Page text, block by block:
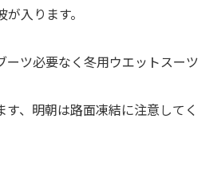
入ります。
ーツ必要なく冬用ウエットスーツ
す、明朝は路面凍結に注意してく